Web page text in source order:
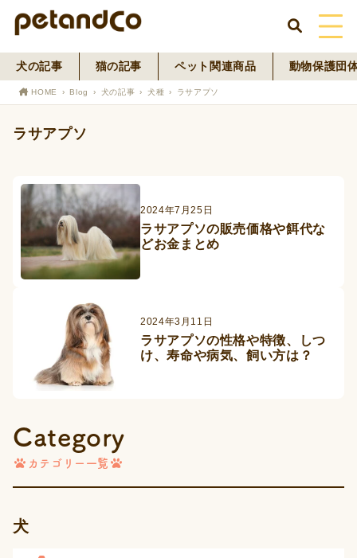
HOME
ペットフード事業
犬の記事 猫の記事 ペット関連商品 動物保護団
HOME Blog 犬の記事 犬種 ラサアプソ
ラサアプソ
2024年7月25日
ラサアプソの販売価格や餌代な
どお金まとめ
2024年3月11日
ラサアプソの性格や特徴、しつ
け、寿命や病気、飼い方は？
Category
カテゴリー一覧
犬